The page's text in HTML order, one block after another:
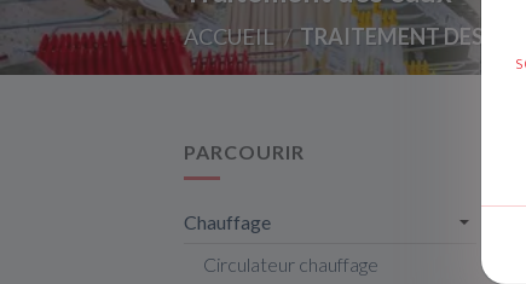
ACCUEIL TRAITEMENT DES
PARCOURIR
Chauffage
Circulateur chauffage